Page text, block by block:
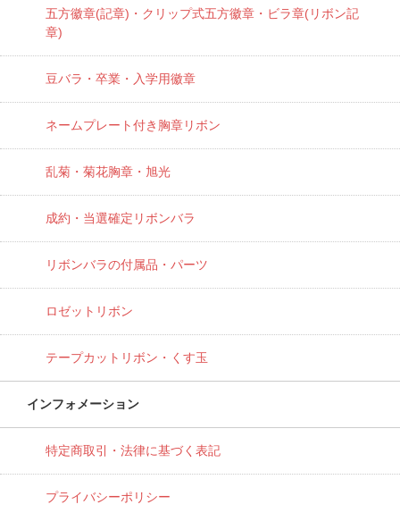
五方徽章(記章)・ クリップ式五方徽章・ビラ章(リボン記
章)
豆バラ・卒業・入学用徽章
ネームプレート付き胸章リボン
乱菊・菊花胸章・旭光
成約・当選確定リボンバラ
リボンバラの付属品・パーツ
ロゼットリボン
テープカットリボン・くす玉
インフォメーション
特定商取引・法律に基づく表記
プライバシーポリシー